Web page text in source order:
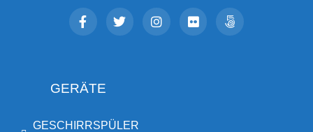
GERÄTE
GESCHIRRSPÜLER